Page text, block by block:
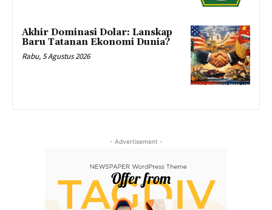
Akhir Dominasi Dolar: Lanskap
Baru Tatanan Ekonomi Dunia?
Rabu, 5 Agustus 2026
- Advertisement -